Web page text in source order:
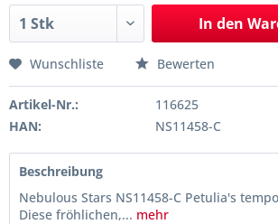
In den
Wunschliste Bewerten
Artikel-Nr.:
116625
HAN:
NS11458-C
Beschreibung
Nebulous Stars NS11458-C Petulia's
Diese fröhlichen,... mehr